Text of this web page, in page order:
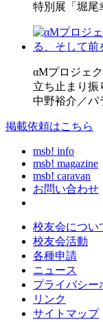
特別展「堀尾
αMプロジェ
立ち止まり振
中野裕介／パ
掲載依頼はこちら
msb! info
msb! magazine
msb! caravan
お問い合わせ
校友会につい
校友会活動
各種申請
ニュース
プライバシー
リンク
サイトマップ